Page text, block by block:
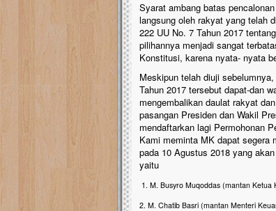
Syarat ambang batas
langsung oleh rakyat yang telah
222 UU No. 7 Tahun 2017
pilihannya menjadi sangat
Konstitusi, karena nyata- nyata
Meskipun telah diuji
Tahun 2017 tersebut dapat-dan
mengembalikan daulat rakyat
pasangan Presiden dan Wakil
mendaftarkan lagi Permohonan
Kami meminta MK dapat segera
pada 10 Agustus 2018 yang
yaitu
1. M. Busyro Muqoddas (mantan Ketua
2. M. Chatib Basri (mantan Menteri